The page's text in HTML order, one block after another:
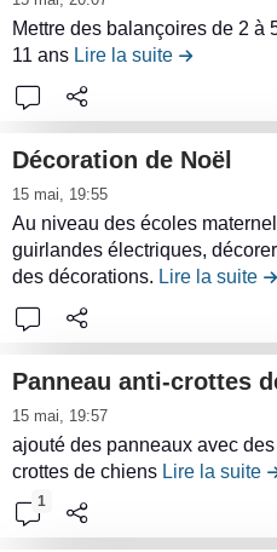
o
n
'
n
e
f
r
e
s
q
e
a
u
t
h
J
e
u
x
d
'
é
v
e
l
u
s
i
c
a
u
n
t
i
u
t
i
o
n
B
o
i
t
e
d
e
r
e
n
u
d
l
a
c
o
n
r
b
u
t
i
o
n
i
r
e
l
c
o
n
t
e
n
d
l
a
o
Mettre des balançoires de 2 à
11 ans Lire la suite de la
Décoration de Noël
L
i
r
e
l
e
o
n
t
e
n
15 mai, 19:55
Au niveau des écoles
guirlandes électriques,
des décorations. Lire la suite
Panneau anti-crottes
L
i
r
e
l
15 mai, 19:57
ajouté des panneaux avec
crottes de chiens Lire la suite
1